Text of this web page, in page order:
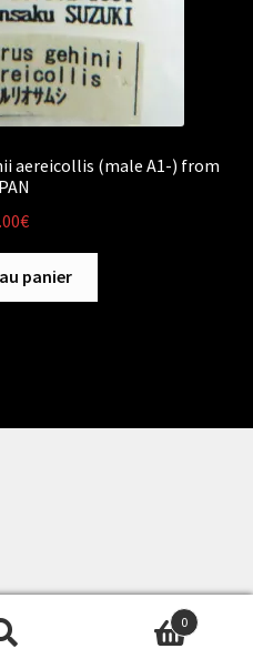
aereicollis (male A1-) from
€
panier
0